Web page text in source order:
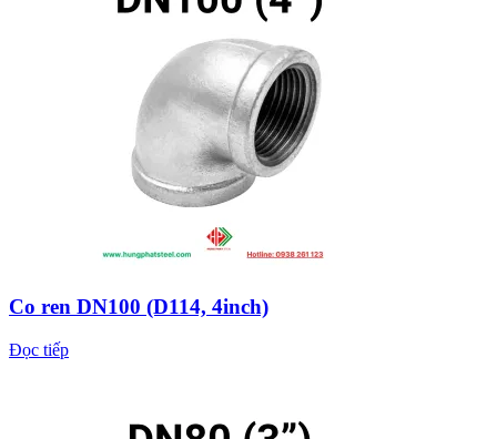
Co ren DN100 (D114, 4inch)
Đọc tiếp